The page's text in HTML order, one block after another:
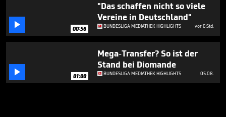
 00:56
"Das schaffen nicht so viele
Vereine in Deutschland"
BUNDESLIGA MEDIATHEK HIGHLIGHTS vor 6 Std.
 01:00
Mega-Transfer? So ist der
Stand bei Diomande
BUNDESLIGA MEDIATHEK HIGHLIGHTS 05.08.